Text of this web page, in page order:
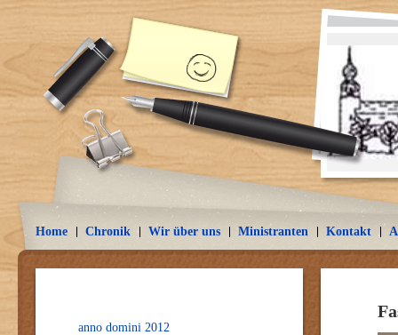
Home Chronik Wir über uns Ministranten Kontakt
anno domini 2012